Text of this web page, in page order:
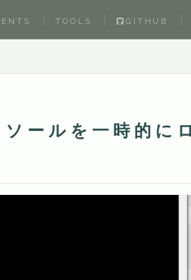
TOOLS GITHUB
ールを一時的に